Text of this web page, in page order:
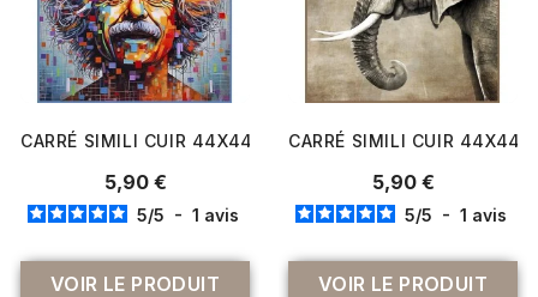
CARRÉ SIMILI CUIR 44X44 CM EINSTEIN
5,90 €
5/5 - 1 avis
VOIR LE PRODUIT
CARRÉ SIMILI CUIR 44X44
5,90 €
5/5 - 1 avis
VOIR LE PRODUIT